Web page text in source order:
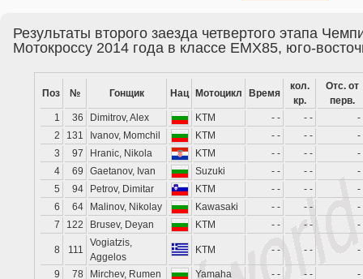
Результаты второго заезда четвертого этапа
Мотокроссу 2014 года в классе EMX85, юго-
Поз № Гонщик Нац Мотоцикл Время
кол.
кр.
Отс. от
перв.
1
36 Dimitrov, Alex KTM - - - -
-
2
131 Ivanov, Momchil KTM - - - -
-
3
97 Hranic, Nikola KTM - - - -
-
4
69 Gaetanov, Ivan Suzuki - - - -
-
5
94 Petrov, Dimitar KTM - - - -
-
6
64 Malinov, Nikolay Kawasaki - - - -
-
7
122 Brusev, Deyan KTM - - - - -
8 111
Vogiatzis,
Aggelos
KTM - - - - -
9 78 Mirchev, Rumen Yamaha - - - -
-